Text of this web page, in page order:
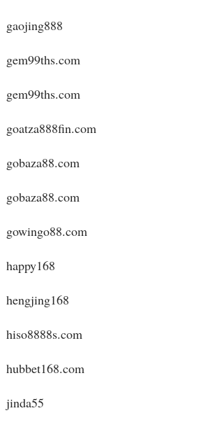
gaojing888
gem99ths.com
gem99ths.com
goatza888fin.com
gobaza88.com
gobaza88.com
gowingo88.com
happy168
hengjing168
hiso8888s.com
hubbet168.com
jinda55